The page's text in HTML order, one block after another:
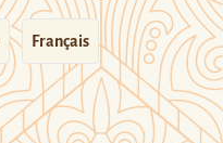
Français